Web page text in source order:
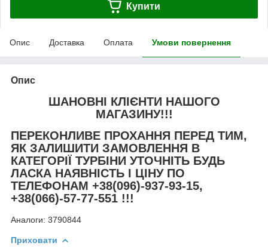
Купити
Опис Доставка Оплата Умови повернення
Опис
ШАНОВНІ КЛІЄНТИ НАШОГО
МАГАЗИНУ!!!
ПЕРЕКОНЛИВЕ ПРОХАННЯ ПЕРЕД ТИМ,
ЯК ЗАЛИШИТИ ЗАМОВЛЕННЯ В
КАТЕГОРІЇ ТУРБІНИ УТОЧНІТЬ БУДЬ
ЛАСКА НАЯВНІСТЬ І ЦІНУ ПО
ТЕЛЕФОНАМ +38(096)-937-93-15,
+38(066)-57-77-551 !!!
Аналоги: 3790844
Приховати